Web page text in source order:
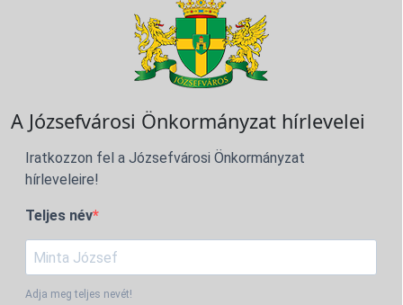
A Józsefvárosi Önkormányzat hírlevelei
Iratkozzon fel a Józsefvárosi Önkormányzat
hírleveleire!
Teljes név
Adja meg teljes nevét!